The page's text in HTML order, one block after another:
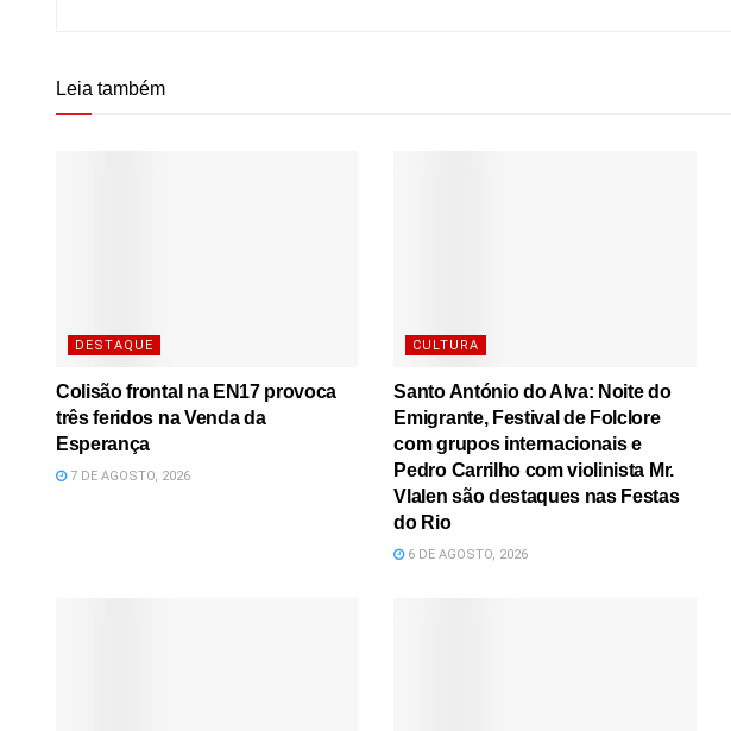
Leia também
DESTAQUE
Colisão frontal na EN17 provoca
três feridos na Venda da
Esperança
7 DE AGOSTO, 2026
CULTURA
Santo António do Alva: Noite do
Emigrante, Festival de Folclore
com grupos internacionais e
Pedro Carrilho com violinista Mr.
Vlalen são destaques nas Festas
do Rio
6 DE AGOSTO, 2026